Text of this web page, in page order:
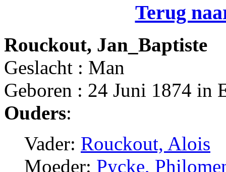
Terug
Rouckout, Jan_Baptiste
Geslacht : Man
Geboren : 24 Juni 1874 in
Ouders:
Vader: Rouckout, Alois
Moeder: Pycke,